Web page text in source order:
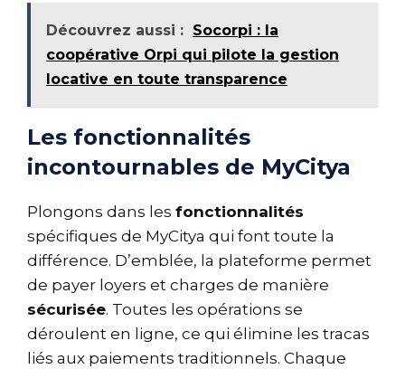
Découvrez aussi : Socorpi : la
coopérative Orpi qui pilote la gestion
locative en toute transparence
Les fonctionnalités
incontournables de MyCitya
Plongons dans les fonctionnalités
spécifiques de MyCitya qui font toute la
différence. D’emblée, la plateforme permet
de payer loyers et charges de manière
sécurisée. Toutes les opérations se
déroulent en ligne, ce qui élimine les tracas
liés aux paiements traditionnels. Chaque